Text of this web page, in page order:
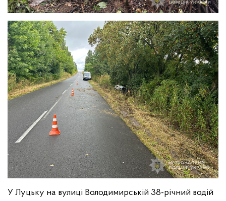
У Луцьку на вулиці Володимирській 38-річний водій